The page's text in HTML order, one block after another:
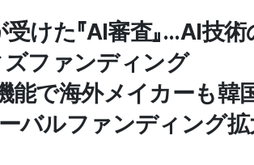
けた『AI審査』...AI技
ファンディング
能で海外メイカーも韓
バルファンディング